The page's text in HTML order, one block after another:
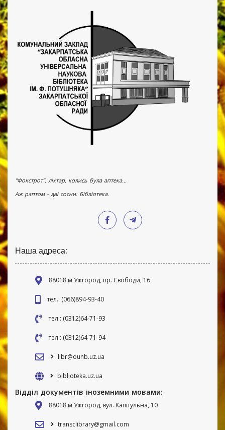
"Фокстрот", ліхтар, колись була аптека...
Аж раптом - дві сосни. Бібліотека.
Наша адреса:
88018 м Ужгород, пр. Свободи, 16
тел.: (066)894-93-40
тел.: (0312)64-71-93
тел.: (0312)64-71-94
libr@ounb.uz.ua
biblioteka.uz.ua
Відділ документів іноземними мовами:
88018 м Ужгород, вул. Капітульна, 10
transclibrary@gmail.com